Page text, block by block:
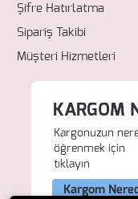
Şifre Hatırlatma
Sipariş Takibi
Müşteri Hizmetleri